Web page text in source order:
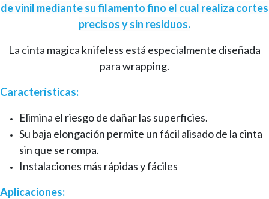
de vinil mediante su filamento fino el cual realiza cortes
precisos y sin residuos.
La cinta magica knifeless está especialmente diseñada
para wrapping.
Características:
Elimina el riesgo de dañar las superficies.
Su baja elongación permite un fácil alisado de la cinta
sin que se rompa.
Instalaciones más rápidas y fáciles
Aplicaciones: